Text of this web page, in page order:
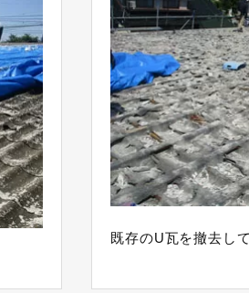
既存のU瓦を撤去し